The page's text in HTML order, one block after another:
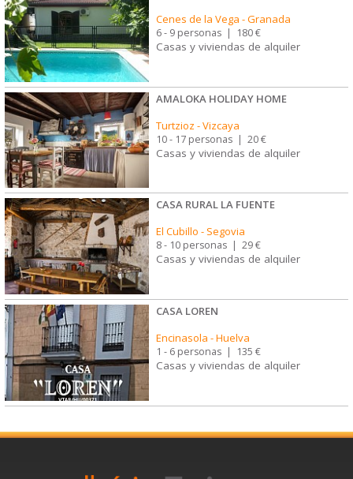
Cenes de la Vega -Granada
6 - 9 personas | 180 €
Casas y viviendas de alquiler
AMALOKA HOLIDAY HOME
Turtzioz -Vizcaya
10 - 17 personas | 20 €
Casas y viviendas de alquiler
CASA RURAL LA FUENTE
El Cubillo - Segovia
8 - 10 personas | 29 €
Casas y viviendas de alquiler
CASA LOREN
Encinasola -Huelva
1 - 6 personas | 135 €
Casas y viviendas de alquiler